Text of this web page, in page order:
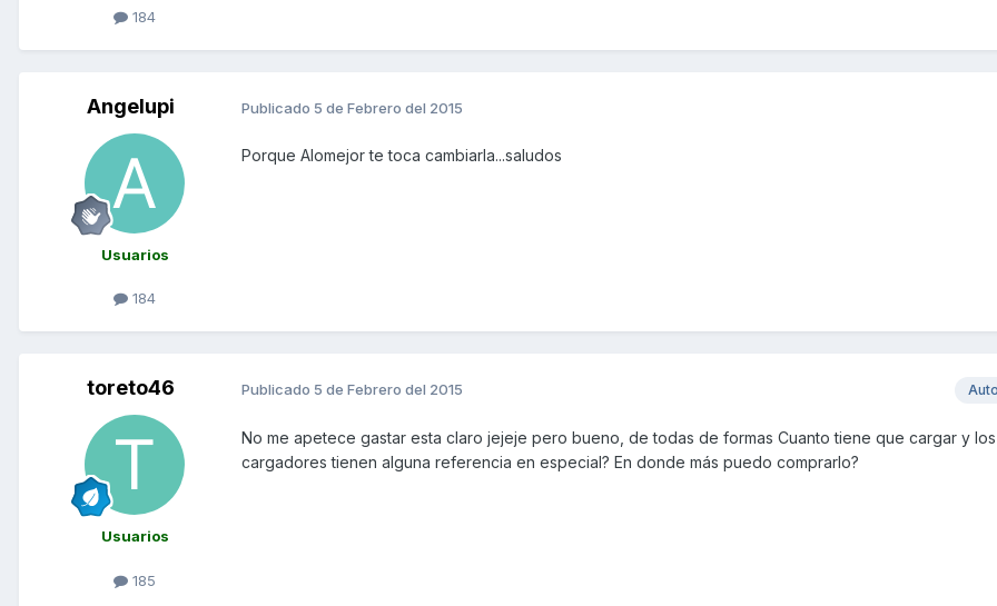
184
Angelupi
Usuarios
184
Publicado 5 de Febrero del 2015
Porque Alomejor te toca cambiarla...saludos
toreto46
Usuarios
185
Publicado 5 de Febrero del 2015
No me apetece gastar esta claro jejeje pero bueno, de todas de formas Cuanto tiene que cargar y los
cargadores tienen alguna referencia en especial? En donde más puedo comprarlo?